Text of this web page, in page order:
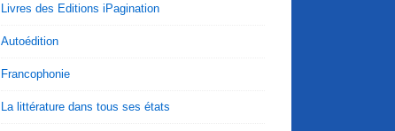
Livres des Editions iPagination
Autoédition
Francophonie
La littérature dans tous ses états